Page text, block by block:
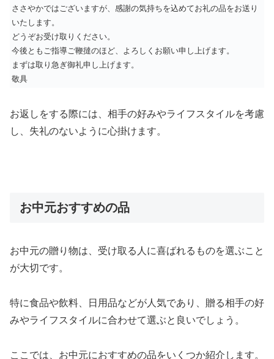
ささやかではございますが、感謝の気持ちを込めてお礼の品をお送り
いたします。
どうぞお受け取りください。
今後ともご指導ご鞭撻のほど、よろしくお願い申し上げます。
まずは取り急ぎ御礼申し上げます。
敬具
お返しをする際には、相手の好みやライフスタイルを考慮
し、失礼のないように心掛けます。
お中元おすすめの品
お中元の贈り物は、受け取る人に喜ばれるものを選ぶこと
が大切です。
特に食品や飲料、日用品などが人気であり、贈る相手の好
みやライフスタイルに合わせて選ぶと良いでしょう。
ここでは、お中元におすすめの品をいくつか紹介します。